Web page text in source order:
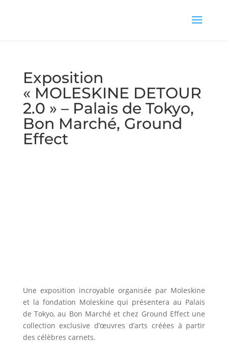
Exposition
« MOLESKINE DETOUR
2.0 » – Palais de Tokyo,
Bon Marché, Ground
Effect
Une exposition incroyable organisée par Moleskine
et la fondation Moleskine qui présentera au Palais
de Tokyo, au Bon Marché et chez Ground Effect une
collection exclusive d’œuvres d’arts créées à partir
des célèbres carnets.